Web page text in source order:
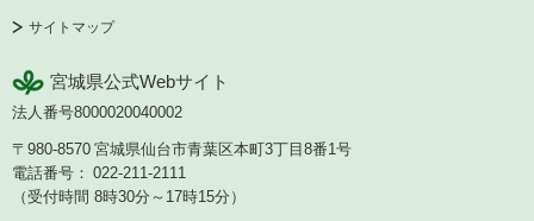
サイトマップ
宮城県公式Webサイト
法人番号8000020040002
〒980-8570 宮城県仙台市青葉区本町3丁目8番1号
電話番号： 022-211-2111
（受付時間 8時30分～17時15分）